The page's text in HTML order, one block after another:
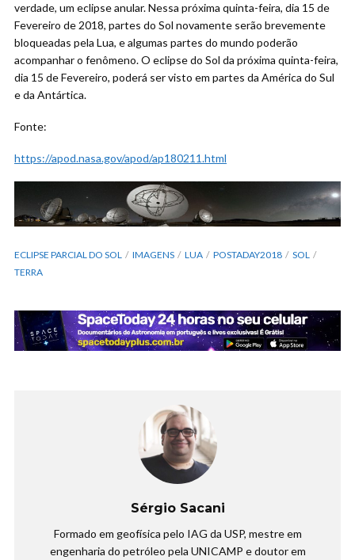
verdade, um eclipse anular. Nessa próxima quinta-feira, dia 15 de
Fevereiro de 2018, partes do Sol novamente serão brevemente
bloqueadas pela Lua, e algumas partes do mundo poderão
acompanhar o fenômeno. O eclipse do Sol da próxima quinta-feira,
dia 15 de Fevereiro, poderá ser visto em partes da América do Sul
e da Antártica.
Fonte:
https://apod.nasa.gov/apod/ap180211.html
ECLIPSE PARCIAL DO SOL IMAGENS LUA POSTADAY2018
SOL
TERRA
Sérgio Sacani
Formado em geofísica pelo IAG da USP, mestre em
engenharia do petróleo pela UNICAMP e doutor em